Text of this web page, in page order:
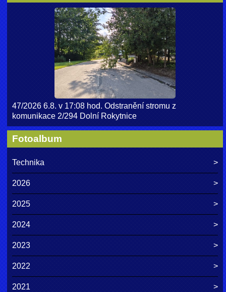
47/2026 6.8. v 17:08 hod. Odstranění stromu z
komunikace 2/294 Dolní Rokytnice
Fotoalbum
Technika
2026
2025
2024
2023
2022
2021